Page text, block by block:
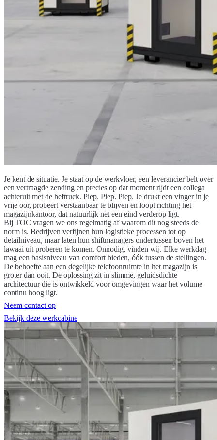
Je kent de situatie. Je staat op de werkvloer, een leverancier belt over
een vertraagde zending en precies op dat moment rijdt een collega
achteruit met de heftruck. Piep. Piep. Piep. Je drukt een vinger in je
vrije oor, probeert verstaanbaar te blijven en loopt richting het
magazijnkantoor, dat natuurlijk net een eind verderop ligt.
Bij TOC vragen we ons regelmatig af waarom dit nog steeds de
norm is. Bedrijven verfijnen hun logistieke processen tot op
detailniveau, maar laten hun shiftmanagers ondertussen boven het
lawaai uit proberen te komen. Onnodig, vinden wij. Elke werkdag
mag een basisniveau van comfort bieden, óók tussen de stellingen.
De behoefte aan een degelijke telefoonruimte in het magazijn is
groter dan ooit. De oplossing zit in slimme, geluidsdichte
architectuur die is ontwikkeld voor omgevingen waar het volume
continu hoog ligt.
Neem contact op
Bekijk deze werkcabine